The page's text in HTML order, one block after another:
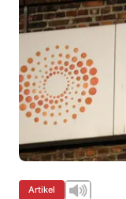
Artikel